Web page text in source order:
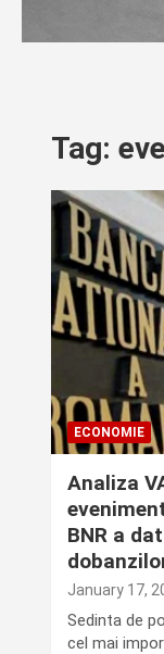
Tag:
ECONOMIE
Analiza
BNR a
January 17,
Sedinta de
cel mai